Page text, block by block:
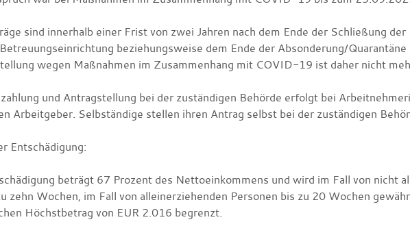
sind innerhalb einer Frist von zwei Jahren nach dem Ende der Schließung der
beziehungsweise dem Ende der Absonderung/Quarantäne
wegen Maßnahmen im Zusammenhang mit COVID-19 ist daher nicht
und Antragstellung bei der zuständigen Behörde erfolgt bei
Arbeitgeber. Selbständige stellen ihren Antrag selbst bei der zuständigen
Entschädigung:
beträgt 67 Prozent des Nettoeinkommens und wird im Fall von nicht
zehn Wochen, im Fall von alleinerziehenden Personen bis zu 20 Wochen
Höchstbetrag von EUR 2.016 begrenzt.